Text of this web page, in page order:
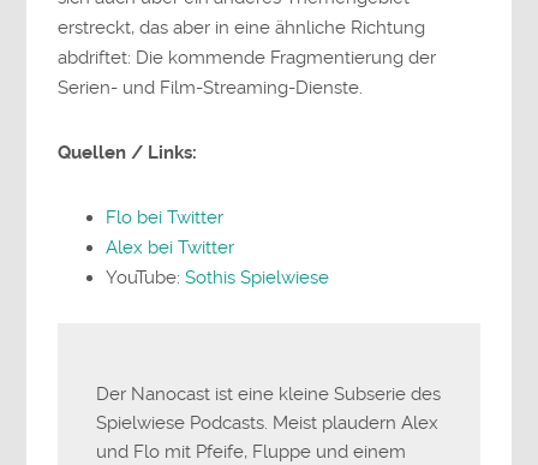
erstreckt, das aber in eine ähnliche Richtung
abdriftet: Die kommende Fragmentierung der
Serien- und Film-Streaming-Dienste.
Quellen / Links:
Flo bei Twitter
Alex bei Twitter
YouTube:Sothis Spielwiese
Der Nanocast ist eine kleine Subserie des
Spielwiese Podcasts. Meist plaudern Alex
und Flo mit Pfeife, Fluppe und einem